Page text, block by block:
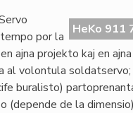
HeKo 911
por la
ajna projekto kaj en
al volontula soldatservo;
buralisto)
(depende de la